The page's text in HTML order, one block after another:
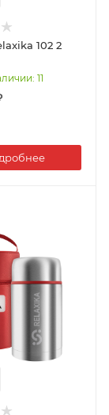
102 2
: 11